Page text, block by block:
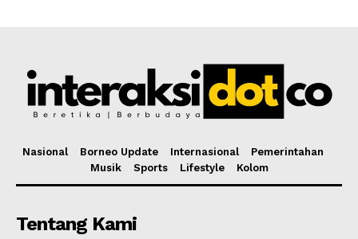
Nasional Borneo Update Internasional
Pemerintahan
Musik
Sports Lifestyle Kolom
Tentang Kami